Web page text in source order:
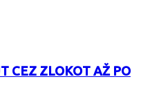
CEZ ZLOKOT AŽ PO